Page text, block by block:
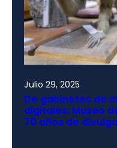
Julio 29, 2025
De gabinetes de
digitales: Museo
70 años de